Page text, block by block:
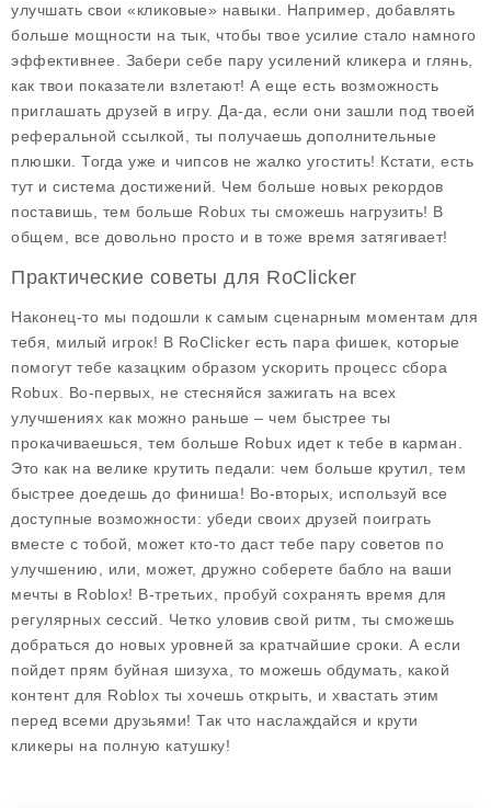
улучшать свои «кликовые» навыки. Например, добавлять
больше мощности на тык, чтобы твое усилие стало намного
эффективнее. Забери себе пару усилений кликера и глянь,
как твои показатели взлетают! А еще есть возможность
приглашать друзей в игру. Да-да, если они зашли под твоей
реферальной ссылкой, ты получаешь дополнительные
плюшки. Тогда уже и чипсов не жалко угостить! Кстати, есть
тут и система достижений. Чем больше новых рекордов
поставишь, тем больше Robux ты сможешь нагрузить! В
общем, все довольно просто и в тоже время затягивает!
Практические советы для RoClicker
Наконец-то мы подошли к самым сценарным моментам для
тебя, милый игрок! В RoClicker есть пара фишек, которые
помогут тебе казацким образом ускорить процесс сбора
Robux. Во-первых, не стесняйся зажигать на всех
улучшениях как можно раньше – чем быстрее ты
прокачиваешься, тем больше Robux идет к тебе в карман.
Это как на велике крутить педали: чем больше крутил, тем
быстрее доедешь до финиша! Во-вторых, используй все
доступные возможности: убеди своих друзей поиграть
вместе с тобой, может кто-то даст тебе пару советов по
улучшению, или, может, дружно соберете бабло на ваши
мечты в Roblox! В-третьих, пробуй сохранять время для
регулярных сессий. Четко уловив свой ритм, ты сможешь
добраться до новых уровней за кратчайшие сроки. А если
пойдет прям буйная шизуха, то можешь обдумать, какой
контент для Roblox ты хочешь открыть, и хвастать этим
перед всеми друзьями! Так что наслаждайся и крути
кликеры на полную катушку!